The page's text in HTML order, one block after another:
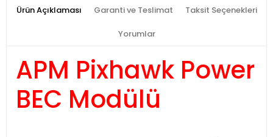
Ürün Açıklaması Garanti ve Teslimat Taksit Seçenekleri
Yorumlar
APM Pixhawk Power
BEC Modülü